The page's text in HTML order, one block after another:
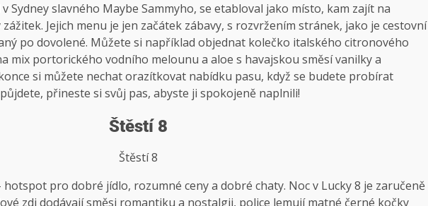
Sydney slavného Maybe Sammyho, se etabloval jako místo, kam zajít na
Jejich menu je jen začátek zábavy, s rozvržením stránek, jako je cestovní
po dovolené. Můžete si například objednat kolečko italského citronového
mix portorického vodního melounu a aloe s havajskou směsí vanilky a
si můžete nechat orazítkovat nabídku pasu, když se budete probírat
přineste si svůj pas, abyste ji spokojeně naplnili!
Štěstí 8
Štěstí 8
hotspot pro dobré jídlo, rozumné ceny a dobré chaty. Noc v Lucky 8 je zaručeně
zdi dodávají směsi romantiku a nostalgii, police lemují matné černé kočky